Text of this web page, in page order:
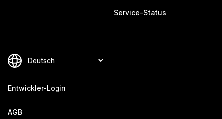
Service-Status
Entwickler-Login
AGB